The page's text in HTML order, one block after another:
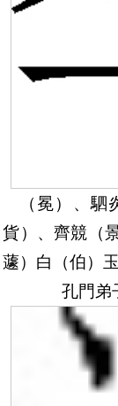
（冕）、
）、齊競（
）白（伯）
孔門弟